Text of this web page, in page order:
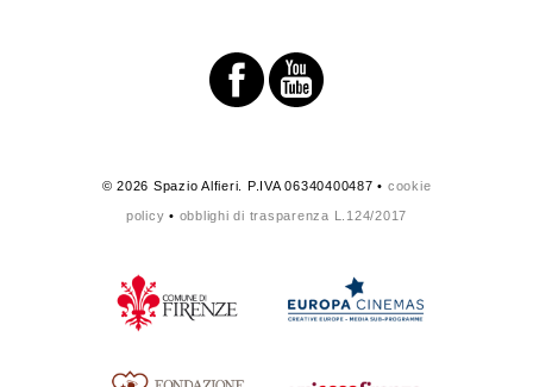
© 2026 Spazio Alfieri. P.IVA 06340400487 • cookie
policy • obblighi di trasparenza L.124/2017